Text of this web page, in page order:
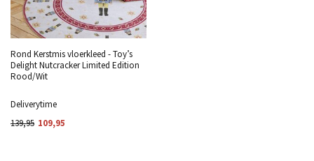
Rond Kerstmis vloerkleed - Toy’s
Delight Nutcracker Limited Edition
Rood/Wit
Deliverytime
139,95 109,95